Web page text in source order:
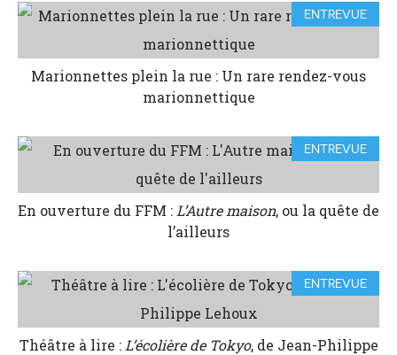
ENTREVUE
Marionnettes plein la rue : Un rare rendez-vous
marionnettique
ENTREVUE
En ouverture du FFM : L’Autre maison, ou la quête de
l’ailleurs
ENTREVUE
Théâtre à lire : L’écolière de Tokyo, de Jean-Philippe